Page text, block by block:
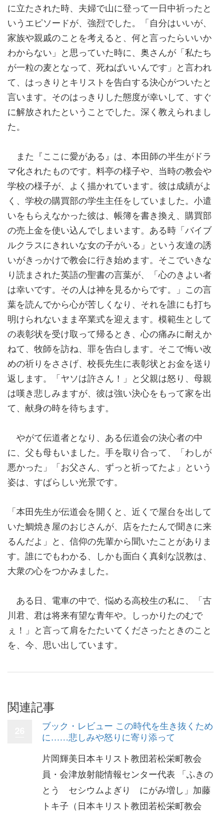
に立たされた時、夫婦で山に登って一日中祈ったと
いうエピソードが、強烈でした。「自分はいいが、
家族や親戚のことを考えると、何と言ったらいいか
わからない」と思っていた時に、奥さんが「私たち
が一粒の麦となって、死ねばいいんです」と言われ
て、はっきりとキリストを告白する決心がついたと
言います。そのはっきりした態度が幸いして、すぐ
に解放されたということでした。深く教えられまし
た。
また『ここに愛がある』は、本田師の半生がドラ
マ化されたものです。料亭の様子や、当時の教会や
学校の様子が、よく描かれています。彼は成績がよ
く、学校の購買部の学生主任をしていました。小遣
いをもらえなかった彼は、帳簿を書き換え、購買部
の売上金を使い込んでしまいます。ある時「バイブ
ルクラスにきれいな女の子がいる」という友達の誘
いがきっかけで教会に行き始めます。そこでいきな
り読まされた英語の聖書の言葉が、「心のきよい者
は幸いです。その人は神を見るからです。」この言
葉を読んでから心が苦しくなり、それを誰にも打ち
明けられないまま卒業式を迎えます。模範生として
の表彰状を受け取って帰るとき、心の痛みに耐えか
ねて、牧師を訪ね、罪を告白します。そこで悔い改
めの祈りをささげ、校長先生に表彰状とお金を送り
返します。「ヤソは許さん！」と父親は怒り、母親
は嘆き悲しみますが、彼は強い決心をもって家を出
て、献身の時を待ちます。
やがて伝道者となり、ある伝道会の決心者の中
に、父も母もいました。手を取り合って、「わしが
悪かった」「お父さん、ずっと祈ってたよ」という
姿は、すばらしい光景です。
「本田先生が伝道会を開くと、近くで屋台を出して
いた鯛焼き屋のおじさんが、店をたたんで聞きに来
るんだよ」と、信仰の先輩から聞いたことがありま
す。誰にでもわかる、しかも面白く真剣な説教は、
大衆の心をつかみました。
ある日、電車の中で、悩める高校生の私に、「古
川君、君は将来有望な青年や。しっかりたのむで
ぇ！」と言って肩をたたいてくださったときのこと
を、今、思い出しています。
関連記事
ブック・レビュー この時代を生き抜くため
に……悲しみや怒りに寄り添って
片岡輝美日本キリスト教団若松栄町教会
員・会津放射能情報センター代表 「ふきの
とう セシウムよぎり にがみ増し」加藤
トキ子（日本キリスト教団若松栄町教会